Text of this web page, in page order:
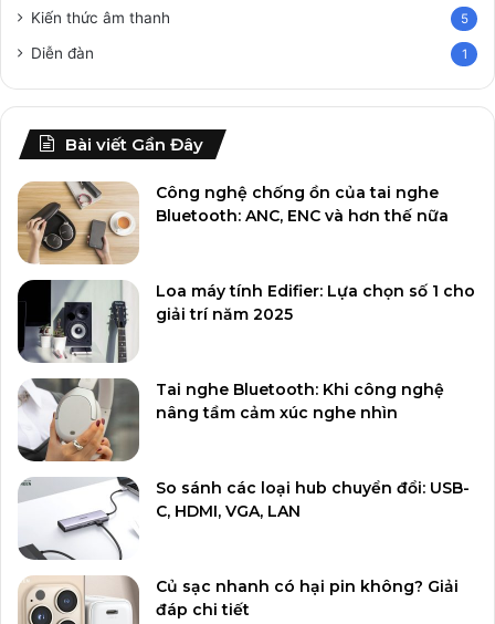
Kiến thức âm thanh 5
Diễn đàn 1
Bài viết Gần Đây
Công nghệ chống ồn của tai nghe
Bluetooth: ANC, ENC và hơn thế nữa
Loa máy tính Edifier: Lựa chọn số 1 cho
giải trí năm 2025
Tai nghe Bluetooth: Khi công nghệ
nâng tầm cảm xúc nghe nhìn
So sánh các loại hub chuyển đổi: USB-
C, HDMI, VGA, LAN
Củ sạc nhanh có hại pin không? Giải
đáp chi tiết